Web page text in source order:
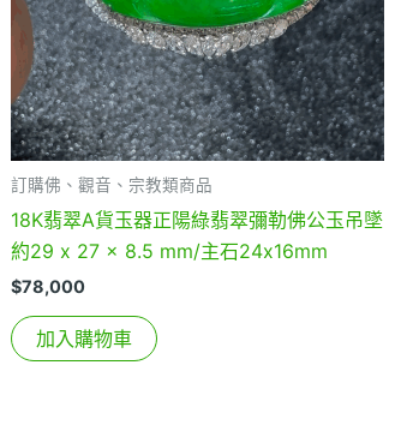
訂購佛、觀音、宗教類商品
18K翡翠A貨玉器正陽綠翡翠彌勒佛公玉吊墜
約29 x 27 x 8.5 mm/主石24x16mm
$78,000
加入購物車